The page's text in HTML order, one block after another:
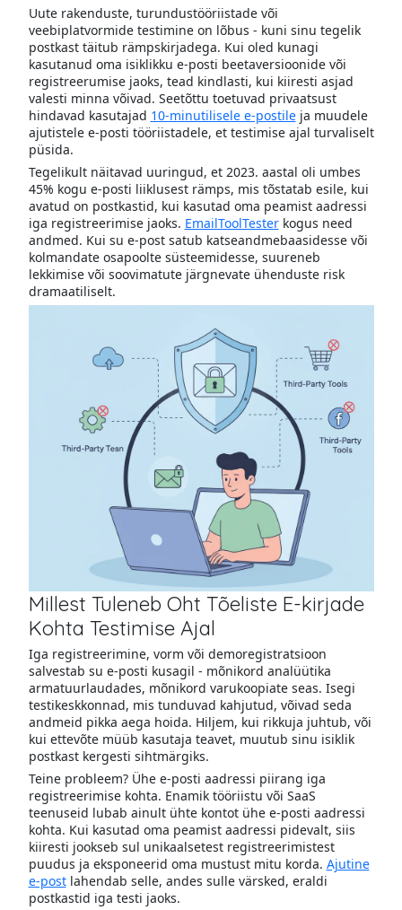
Uute rakenduste, turundustööriistade või
veebiplatvormide testimine on lõbus - kuni sinu tegelik
postkast täitub rämpskirjadega. Kui oled kunagi
kasutanud oma isiklikku e-posti beetaversioonide või
registreerumise jaoks, tead kindlasti, kui kiiresti asjad
valesti minna võivad. Seetõttu toetuvad privaatsust
hindavad kasutajad 10-minutilisele e-postileja muudele
ajutistele e-posti tööriistadele, et testimise ajal turvaliselt
püsida.
Tegelikult näitavad uuringud, et 2023. aastal oli umbes
45% kogu e-posti liiklusest rämps, mis tõstatab esile, kui
avatud on postkastid, kui kasutad oma peamist aadressi
iga registreerimise jaoks. EmailToolTesterkogus need
andmed. Kui su e-post satub katseandmebaasidesse või
kolmandate osapoolte süsteemidesse, suureneb
lekkimise või soovimatute järgnevate ühenduste risk
dramaatiliselt.
Millest Tuleneb Oht Tõeliste E-kirjade
Kohta Testimise Ajal
Iga registreerimine, vorm või demoregistratsioon
salvestab su e-posti kusagil - mõnikord analüütika
armatuurlaudades, mõnikord varukoopiate seas. Isegi
testikeskkonnad, mis tunduvad kahjutud, võivad seda
andmeid pikka aega hoida. Hiljem, kui rikkuja juhtub, või
kui ettevõte müüb kasutaja teavet, muutub sinu isiklik
postkast kergesti sihtmärgiks.
Teine probleem? Ühe e-posti aadressi piirang iga
registreerimise kohta. Enamik tööriistu või SaaS
teenuseid lubab ainult ühte kontot ühe e-posti aadressi
kohta. Kui kasutad oma peamist aadressi pidevalt, siis
kiiresti jookseb sul unikaalsetest registreerimistest
puudus ja eksponeerid oma mustust mitu korda. Ajutine
e-postlahendab selle, andes sulle värsked, eraldi
postkastid iga testi jaoks.